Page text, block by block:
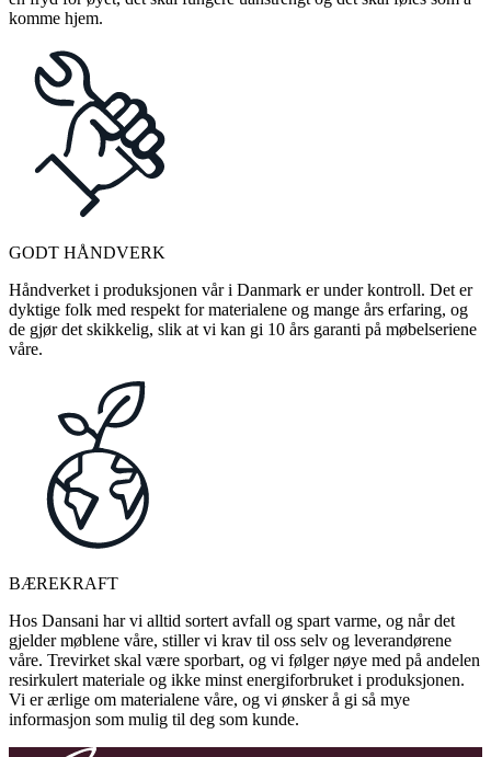
komme hjem.
GODT HÅNDVERK
Håndverket i produksjonen vår i Danmark er under kontroll. Det er
dyktige folk med respekt for materialene og mange års erfaring, og
de gjør det skikkelig, slik at vi kan gi 10 års garanti på møbelseriene
våre.
BÆREKRAFT
Hos Dansani har vi alltid sortert avfall og spart varme, og når det
gjelder møblene våre, stiller vi krav til oss selv og leverandørene
våre. Trevirket skal være sporbart, og vi følger nøye med på andelen
resirkulert materiale og ikke minst energiforbruket i produksjonen.
Vi er ærlige om materialene våre, og vi ønsker å gi så mye
informasjon som mulig til deg som kunde.